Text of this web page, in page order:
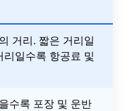
거리. 짧은 거리일
일수록 항공료 및
수록 포장 및 운반